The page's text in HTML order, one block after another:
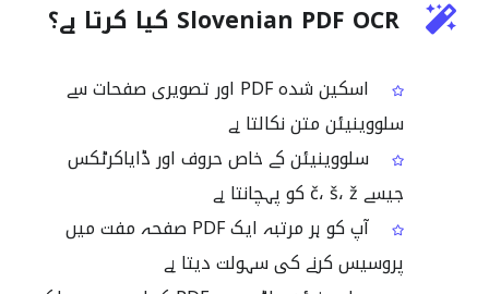
Slovenian PDF OCR کیا کرتا ہے؟
اسکین شدہ PDF اور تصویری صفحات سے
سلووینیئن متن نکالتا ہے
سلووینیئن کے خاص حروف اور ڈایاکرٹکس
جیسے č، š، ž کو پہچانتا ہے
آپ کو ہر مرتبہ ایک PDF صفحہ مفت میں
پروسیس کرنے کی سہولت دیتا ہے